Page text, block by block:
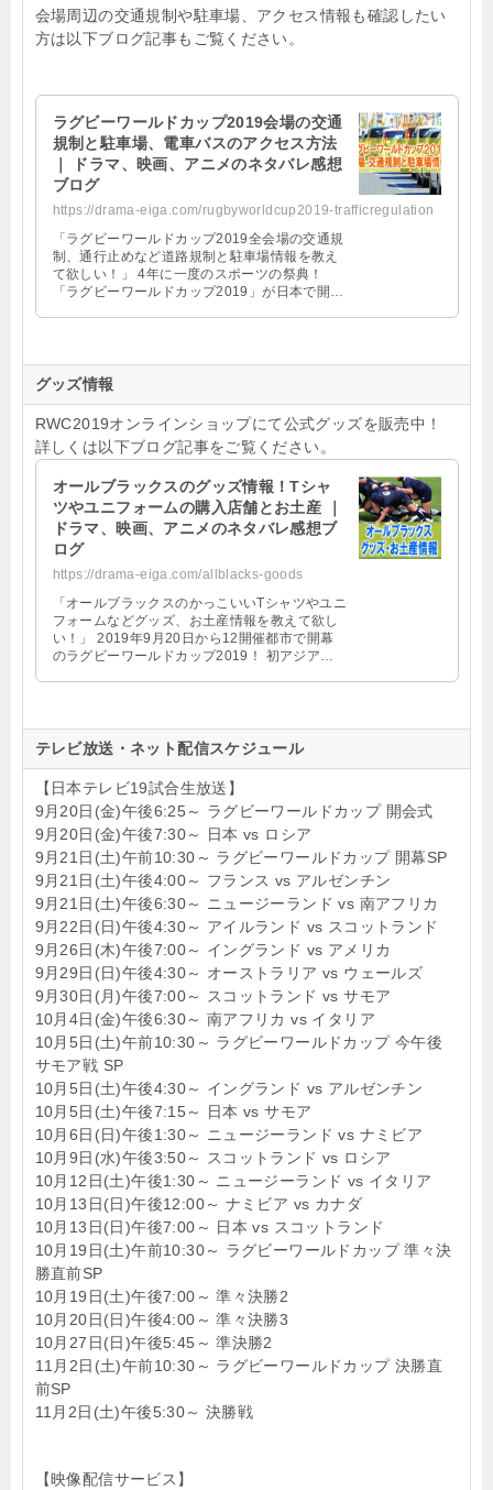
会場周辺の交通規制や駐車場、アクセス情報も確認したい
方は以下ブログ記事もご覧ください。
ラグビーワールドカップ2019会場の交通
規制と駐車場、電車バスのアクセス方法
｜ ドラマ、映画、アニメのネタバレ感想
ブログ
https://drama-eiga.com/rugbyworldcup2019-trafficregulation
「ラグビーワールドカップ2019全会場の交通規
制、通行止めなど道路規制と駐車場情報を教え
て欲しい！」 4年に一度のスポーツの祭典！
「ラグビーワールドカップ2019」が日本で開
グッズ情報
RWC2019オンラインショップにて公式グッズを販売中！
詳しくは以下ブログ記事をご覧ください。
オールブラックスのグッズ情報！Tシャ
ツやユニフォームの購入店舗とお土産 ｜
ドラマ、映画、アニメのネタバレ感想ブ
ログ
https://drama-eiga.com/allblacks-goods
「オールブラックスのかっこいいTシャツやユニ
フォームなどグッズ、お土産情報を教えて欲し
い！」 2019年9月20日から12開催都市で開幕
のラグビーワールドカップ2019！ 初アジア、
テレビ放送・ネット配信スケジュール
【日本テレビ19試合生放送】
9月20日(金)午後6:25～ ラグビーワールドカップ 開会式
9月20日(金)午後7:30～ 日本 vs ロシア
9月21日(土)午前10:30～ ラグビーワールドカップ 開幕SP
9月21日(土)午後4:00～ フランス vs アルゼンチン
9月21日(土)午後6:30～ ニュージーランド vs 南アフリカ
9月22日(日)午後4:30～ アイルランド vs スコットランド
9月26日(木)午後7:00～ イングランド vs アメリカ
9月29日(日)午後4:30～ オーストラリア vs ウェールズ
9月30日(月)午後7:00～ スコットランド vs サモア
10月4日(金)午後6:30～ 南アフリカ vs イタリア
10月5日(土)午前10:30～ ラグビーワールドカップ 今午後
サモア戦 SP
10月5日(土)午後4:30～ イングランド vs アルゼンチン
10月5日(土)午後7:15～ 日本 vs サモア
10月6日(日)午後1:30～ ニュージーランド vs ナミビア
10月9日(水)午後3:50～ スコットランド vs ロシア
10月12日(土)午後1:30～ ニュージーランド vs イタリア
10月13日(日)午後12:00～ ナミビア vs カナダ
10月13日(日)午後7:00～ 日本 vs スコットランド
10月19日(土)午前10:30～ ラグビーワールドカップ 準々決
勝直前SP
10月19日(土)午後7:00～ 準々決勝2
10月20日(日)午後4:00～ 準々決勝3
10月27日(日)午後5:45～ 準決勝2
11月2日(土)午前10:30～ ラグビーワールドカップ 決勝直
前SP
11月2日(土)午後5:30～ 決勝戦
【映像配信サービス】